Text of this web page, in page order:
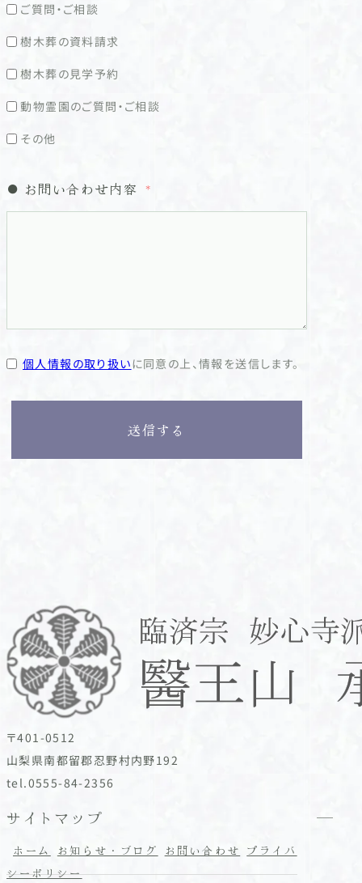
ご質問・ご相談
樹木葬の資料請求
樹木葬の見学予約
動物霊園のご質問・ご相談
その他
お問い合わせ内容
個人情報の取り扱いに同意の上、情報を送信します。
送信する
〒401-0512
山梨県南都留郡忍野村内野192
tel.0555-84-2356
サイトマップ
ホーム お知らせ・ブログ お問い合わせ プライバ
シーポリシー